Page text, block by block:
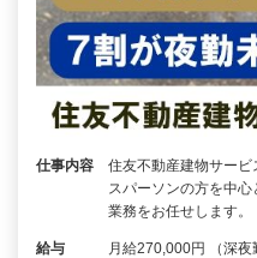
仕事内容
住友不動産建物サー
スパーソンの方を中
業務をお任せします。
給与
月給270,000円 （深